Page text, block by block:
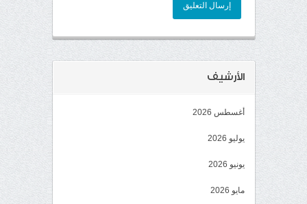
إرسال التعليق
الأرشيف
أغسطس 2026
يوليو 2026
يونيو 2026
مايو 2026